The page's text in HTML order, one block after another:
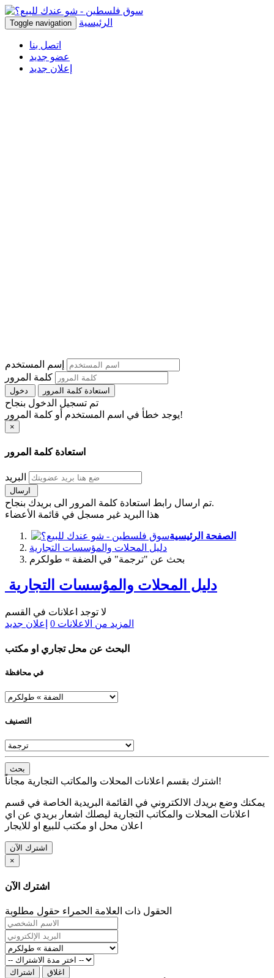
Toggle navigation الرئيسية
اتصل بنا
عضو جديد
إعلان جديد
إسم المستخدم
كلمة المرور
استعادة كلمة المرور
تم تسجيل الدخول بنجاح
يوجد خطأ في اسم المستخدم أو كلمة المرور!
×
استعادة كلمة المرور
البريد
تم ارسال رابط استعادة كلمة المرور الى بريدك بنجاح.
هذا البريد غير مسجل في قائمة الأعضاء
الصفحة الرئيسية
دليل المحلات والمؤسسات التجارية
بحث عن "ترجمة" في الضفة » طولكرم
دليل المحلات والمؤسسات التجارية
لا توجد اعلانات في القسم
المزيد من الاعلانات 0 إعلان جديد
البحث عن محل تجاري او مكتب
في محافظة
التصنيف
بحث
اشترك بقسم اعلانات المحلات والمكاتب التجارية مجاناً!
يمكنك وضع بريدك الالكتروني في القائمة البريدية الخاصة في قسم
اعلانات المحلات والمكاتب التجارية ليصلك اشعار بريدي عن اي
اعلان محل او مكتب للبيع او للايجار
اشترك الآن
×
اشترك الآن
الحقول ذات العلامة الحمراء حقول مطلوبة
اشتراك اغلاق